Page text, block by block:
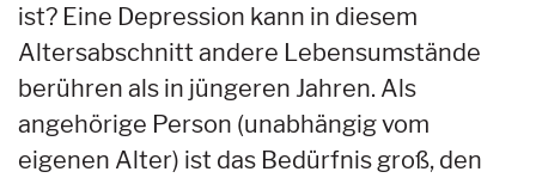
ist? Eine Depression kann in diesem
Altersabschnitt andere Lebensumstände
berühren als in jüngeren Jahren. Als
angehörige Person (unabhängig vom
eigenen Alter) ist das Bedürfnis groß, den